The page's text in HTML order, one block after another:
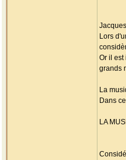
Lors
Or il est
grands
La
Dans
LA